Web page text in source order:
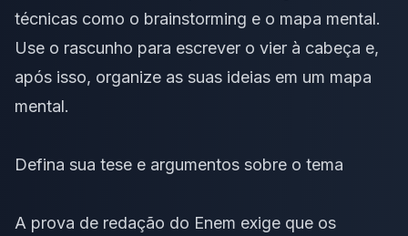
técnicas como o brainstorming e o mapa mental.
Use o rascunho para escrever o vier à cabeça e,
após isso, organize as suas ideias em um mapa
mental.
Defina sua tese e argumentos sobre o tema
A prova de redação do Enem exige que os